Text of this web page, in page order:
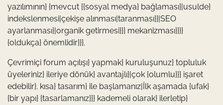
yazılımının} {mevcut {{sosyal medya} bağlaması}|usulde}
indekslenmesi|çekişe alınması|taranması}}|SEO
ayarlanması}|organik getirmesi}}} mekanizması}}}}
{oldukça} önemlidir}}}.
Çevrimiçi forum açılışı} yapmak} kuruluşunuz} topluluk
üyeleriniz} ileriye dönük} avantajlı}|çok {olumlu}}} işaret
edebilir}. kısa} tasarım} ile başlamanız|İlk aşamada {ufak}
{bir yapı} {tasarlamanız}}} kademeli olarak} ilerletip}